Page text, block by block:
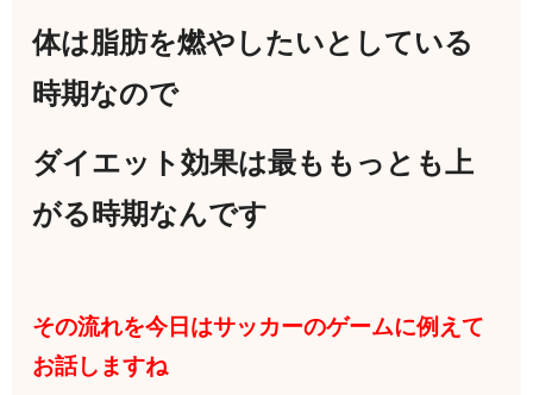
体は脂肪を燃やしたいとしている
時期なので
ダイエット効果は最ももっとも上
がる時期なんです
その流れを今日はサッカーのゲームに例えて
お話しますね